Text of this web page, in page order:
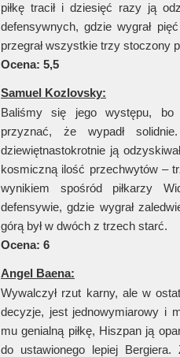
piłkę tracił i dziesięć razy ją
defensywnych, gdzie wygrał
przegrał wszystkie trzy stoczony
Ocena: 5,5
Samuel Kozlovsky:
Baliśmy się jego występu, bo
przyznać, że wypadł
dziewiętnastokrotnie ją
kosmiczną ilość przechwytów –
wynikiem spośród piłkarzy
defensywie, gdzie wygrał
górą był w dwóch z trzech starć.
Ocena: 6
Angel Baena:
Wywalczył rzut karny, ale w
decyzje, jest jednowymiarowy i
mu genialną piłkę, Hiszpan ją
do ustawionego lepiej